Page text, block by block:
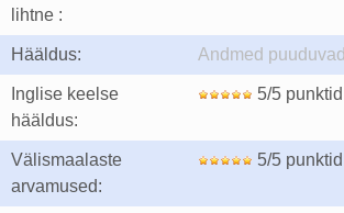
lihtne :
Hääldus: Andmed puuduvad
Inglise keelse
hääldus:
5/5 punktid
Välismaalaste
arvamused:
5/5 punktid